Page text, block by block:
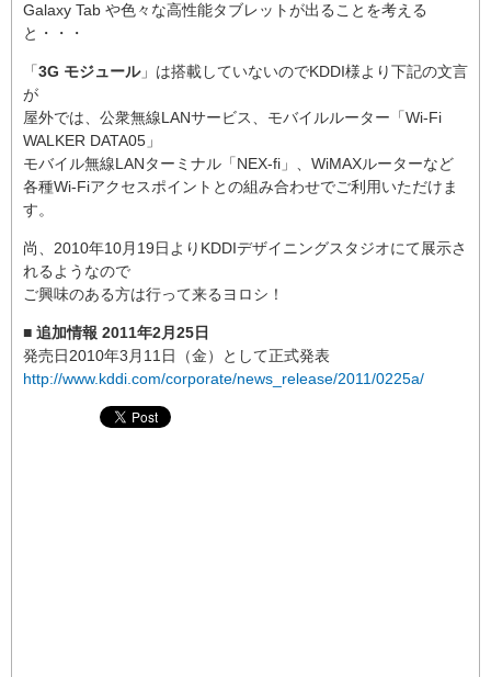
Galaxy Tab や色々な高性能タブレットが出ることを考える
と・・・
「3G モジュール」は搭載していないのでKDDI様より下記の文言
が
屋外では、公衆無線LANサービス、モバイルルーター「Wi-Fi
WALKER DATA05」
モバイル無線LANターミナル「NEX-fi」、WiMAXルーターなど
各種Wi-Fiアクセスポイントとの組み合わせでご利用いただけま
す。
尚、2010年10月19日よりKDDIデザイニングスタジオにて展示さ
れるようなので
ご興味のある方は行って来るヨロシ！
■ 追加情報 2011年2月25日
発売日2010年3月11日（金）として正式発表
http://www.kddi.com/corporate/news_release/2011/0225a/